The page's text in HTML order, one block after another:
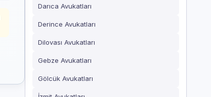
Darıca Avukatları
Derince Avukatları
Dilovası Avukatları
Gebze Avukatları
Gölcük Avukatları